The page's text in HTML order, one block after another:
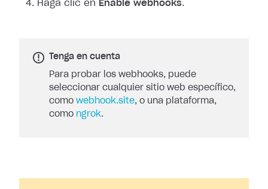
Haga clic en Enable webhooks.
Tenga en cuenta
Para probar los webhooks, puede
seleccionar cualquier sitio web específico,
como webhook.site, o una plataforma,
como ngrok.